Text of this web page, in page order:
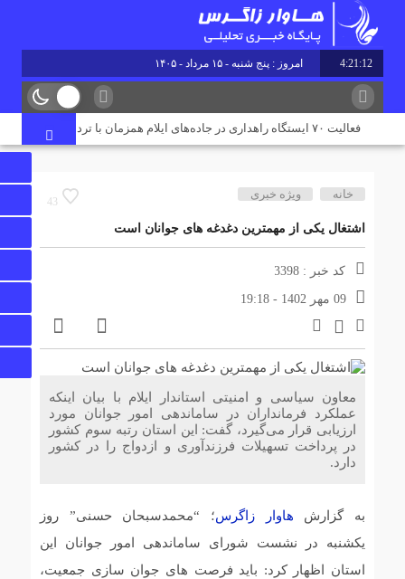
4:21:12 امروز : پنج شنبه - ۱۵ مرداد - ۱۴۰۵
فعالیت ۷۰ ایستگاه راهداری در جاده‌های ایلام همزمان با تردد زائران اربعین
43
خانه ویژه خبری
اشتغال یکی از مهمترین دغدغه های جوانان است
کد خبر : 3398
09 مهر 1402 - 19:18
معاون سیاسی و امنیتی استاندار ایلام با بیان اینکه
عملکرد فرمانداران در ساماندهی امور جوانان مورد
ارزیابی قرار می‌گیرد، گفت: این استان رتبه سوم کشور
در پرداخت تسهیلات فرزندآوری و ازدواج را در کشور
دارد.
به گزارش هاوار زاگرس؛ “محمدسبحان حسنی” روز
یکشنبه در نشست شورای ساماندهی امور جوانان این
استان اظهار کرد: باید فرصت های جوان سازی جمعیت،